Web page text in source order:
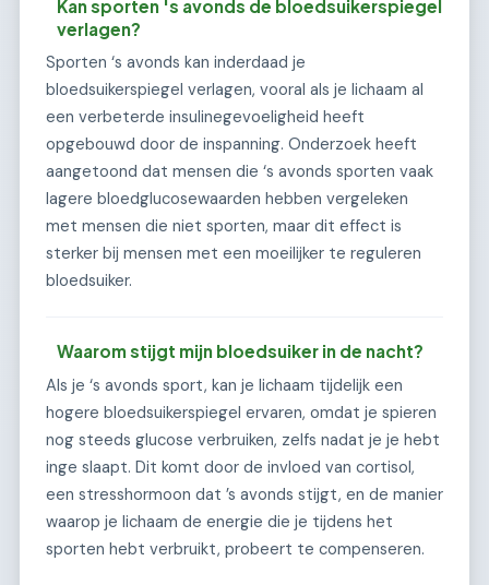
Kan sporten 's avonds de bloedsuikerspiegel
verlagen?
Sporten ‘s avonds kan inderdaad je
bloedsuikerspiegel verlagen, vooral als je lichaam al
een verbeterde insulinegevoeligheid heeft
opgebouwd door de inspanning. Onderzoek heeft
aangetoond dat mensen die ‘s avonds sporten vaak
lagere bloedglucosewaarden hebben vergeleken
met mensen die niet sporten, maar dit effect is
sterker bij mensen met een moeilijker te reguleren
bloedsuiker.
Waarom stijgt mijn bloedsuiker in de nacht?
Als je ‘s avonds sport, kan je lichaam tijdelijk een
hogere bloedsuikerspiegel ervaren, omdat je spieren
nog steeds glucose verbruiken, zelfs nadat je je hebt
inge slaapt. Dit komt door de invloed van cortisol,
een stresshormoon dat ’s avonds stijgt, en de manier
waarop je lichaam de energie die je tijdens het
sporten hebt verbruikt, probeert te compenseren.